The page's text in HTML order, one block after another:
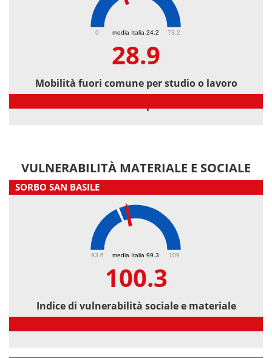
media Italia 24.2
0 73.2
28.9
Mobilità fuori comune per studio o lavoro
VULNERABILITÀ MATERIALE E SOCIALE
SORBO SAN BASILE
media Italia 99.3
93.6 109
100.3
Indice di vulnerabilità sociale e materiale